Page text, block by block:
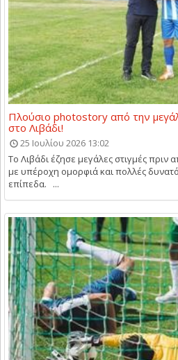
Πλούσιο photostory από την
στο Λιβάδι!
25 Ιουλίου 2026 13:02
Το Λιβάδι έζησε μεγάλες στιγμές πριν
με υπέροχη ομορφιά και πολλές
επίπεδα. ...